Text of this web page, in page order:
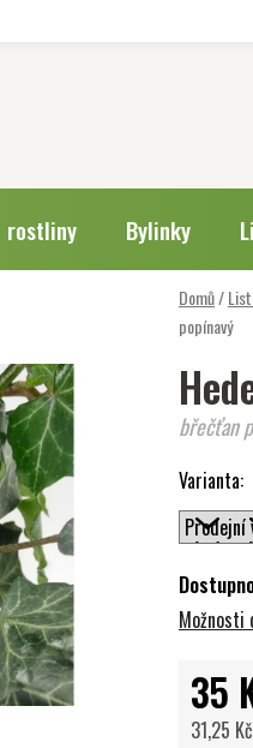
rostliny Bylinky
Domů/
popínavý
břečťan
Varianta:
Možnosti
35
31,25